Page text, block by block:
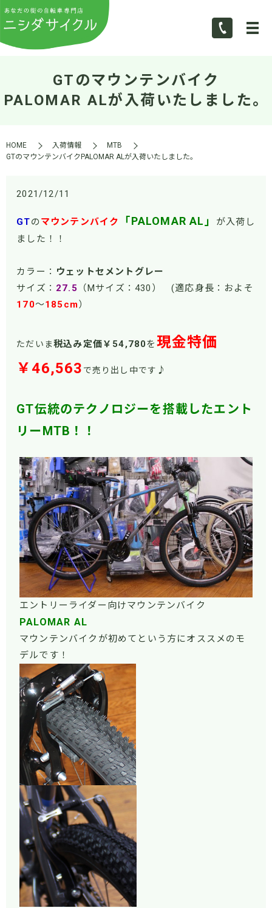
GTのマウンテンバイク
PALOMAR ALが入荷いたしました。
HOME 入荷情報
MTB
GTのマウンテンバイクPALOMAR ALが入荷いたしました。
2021/12/11
GTの マウンテンバイク 「PALOMAR AL」
が入荷し
ました！！
カラー： ウェットセメントグレー
サイズ： 27.5 （Mサイズ：430） (適応身長：およそ
170～185cm）
ただいま税込み定価￥54,780を 現金特価
￥46,563 で売り出し中です ♪
GT伝統のテクノロジーを搭載したエント
リーMTB！！
エントリーライダー向けマウンテンバイク
PALOMAR AL
マウンテンバイクが初めてという方にオススメのモ
デルです！